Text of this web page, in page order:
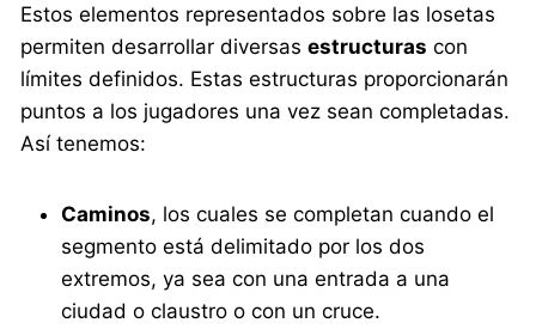
Estos elementos representados sobre las losetas
permiten desarrollar diversasestructuras con
límites definidos. Estas estructuras proporcionarán
puntos a los jugadores una vez sean completadas.
Así tenemos:
Caminos, los cuales se completan cuando el
segmento está delimitado por los dos
extremos, ya sea con una entrada a una
ciudad o claustro o con un cruce.